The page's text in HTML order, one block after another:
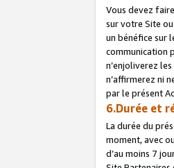
Vous devez
sur votre Site
un bénéfice sur
communication
n’enjoliverez
n’affirmerez ni
par le présent
6.Durée et
La durée du
moment, avec
d’au moins 7